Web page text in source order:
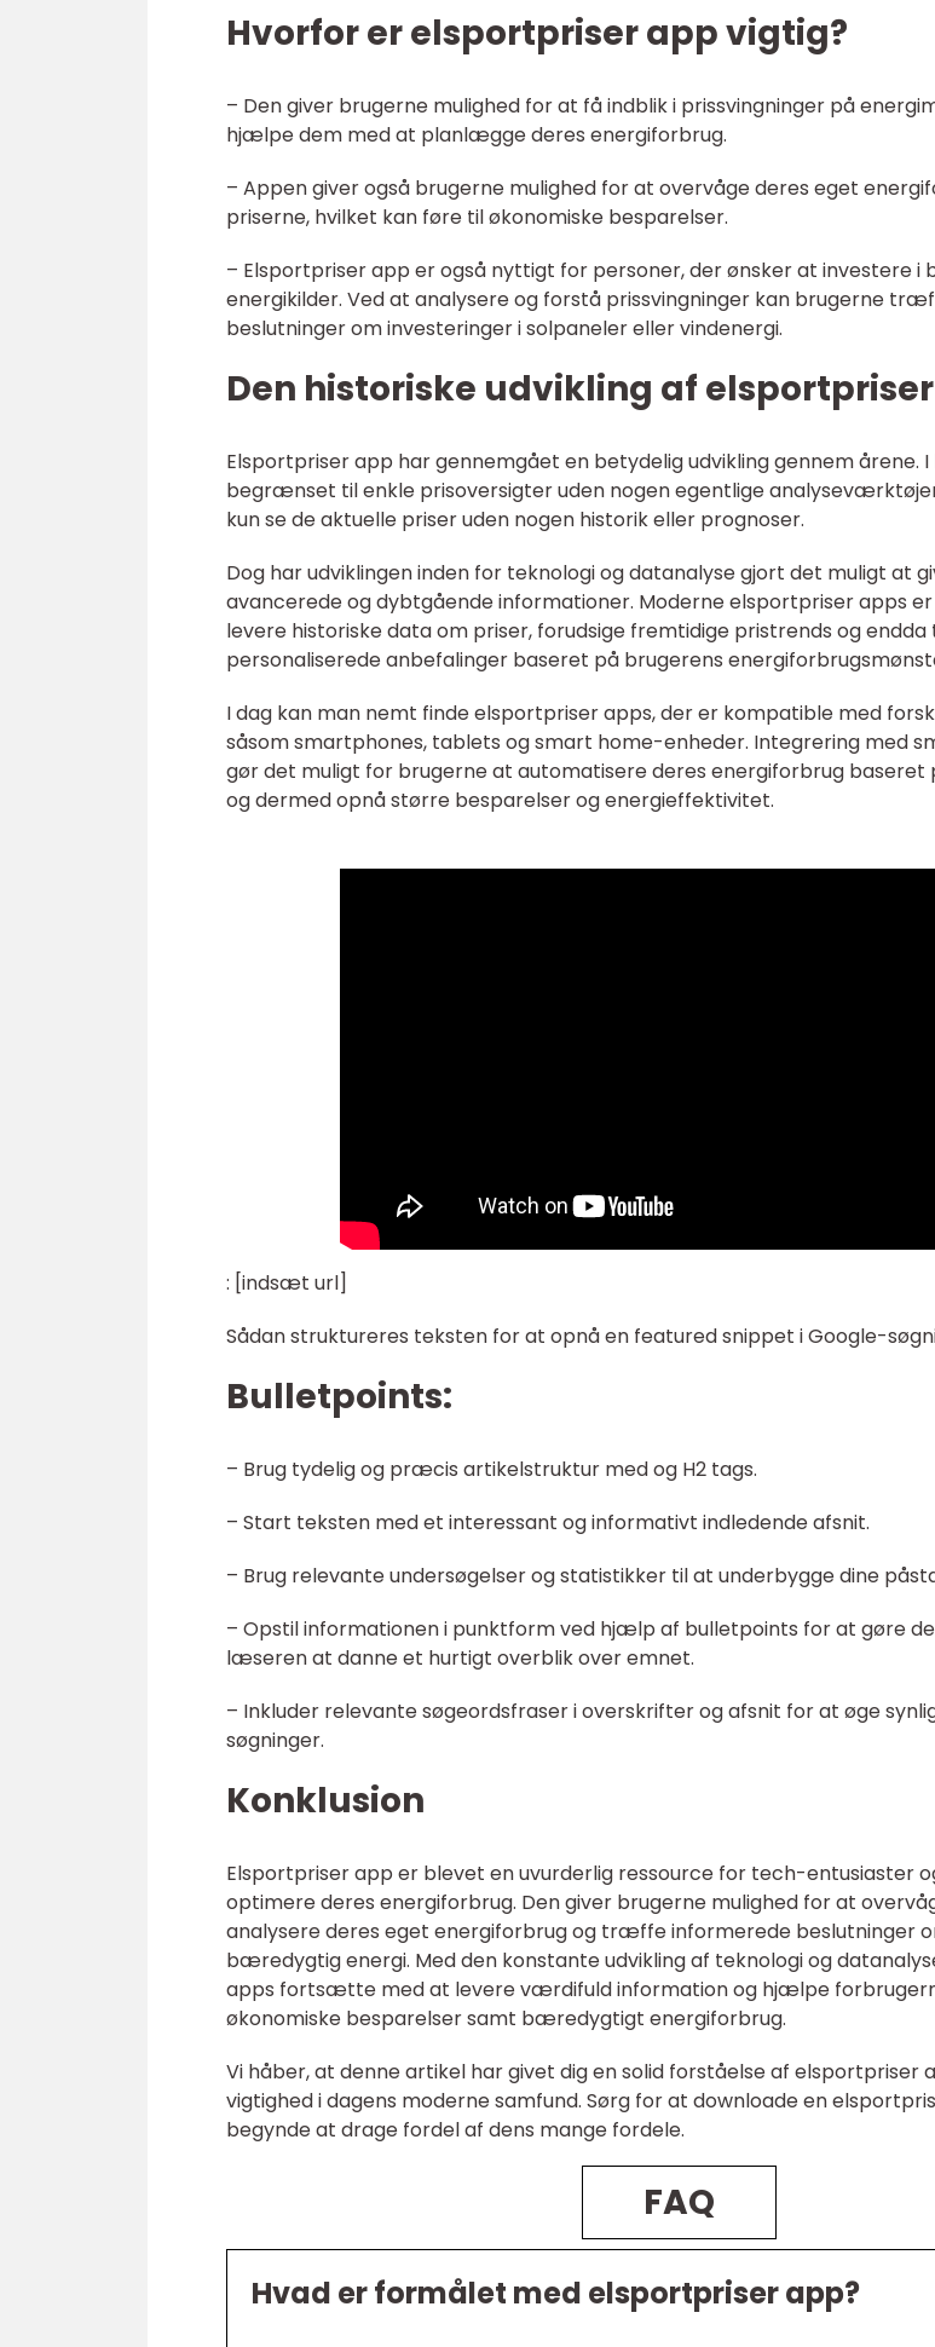
Hvorfor er elsportpriser app vigtig?
– Den giver brugerne mulighed for at få indblik i prissvingninger på
hjælpe dem med at planlægge deres energiforbrug.
– Appen giver også brugerne mulighed for at overvåge deres eget
priserne, hvilket kan føre til økonomiske besparelser.
– Elsportpriser app er også nyttigt for personer, der ønsker at investere
energikilder. Ved at analysere og forstå prissvingninger kan brugerne
beslutninger om investeringer i solpaneler eller vindenergi.
Den historiske udvikling af
Elsportpriser app har gennemgået en betydelig udvikling gennem årene.
begrænset til enkle prisoversigter uden nogen egentlige
kun se de aktuelle priser uden nogen historik eller prognoser.
Dog har udviklingen inden for teknologi og datanalyse gjort det muligt at
avancerede og dybtgående informationer. Moderne elsportpriser apps
levere historiske data om priser, forudsige fremtidige pristrends og endda
personaliserede anbefalinger baseret på brugerens
I dag kan man nemt finde elsportpriser apps, der er kompatible med
såsom smartphones, tablets og smart home-enheder. Integrering med
gør det muligt for brugerne at automatisere deres energiforbrug baseret
og dermed opnå større besparelser og energieffektivitet.
: [indsæt url]
Sådan struktureres teksten for at opnå en featured snippet i Google-
Bulletpoints:
– Brug tydelig og præcis artikelstruktur med og H2 tags.
– Start teksten med et interessant og informativt indledende afsnit.
– Brug relevante undersøgelser og statistikker til at underbygge dine
– Opstil informationen i punktform ved hjælp af bulletpoints for at gøre
læseren at danne et hurtigt overblik over emnet.
– Inkluder relevante søgeordsfraser i overskrifter og afsnit for at øge
søgninger.
Konklusion
Elsportpriser app er blevet en uvurderlig ressource for tech-entusiaster
optimere deres energiforbrug. Den giver brugerne mulighed for at
analysere deres eget energiforbrug og træffe informerede beslutninger
bæredygtig energi. Med den konstante udvikling af teknologi og
apps fortsætte med at levere værdifuld information og hjælpe
økonomiske besparelser samt bæredygtigt energiforbrug.
Vi håber, at denne artikel har givet dig en solid forståelse af elsportpriser
vigtighed i dagens moderne samfund. Sørg for at downloade en
begynde at drage fordel af dens mange fordele.
FAQ
Hvad er formålet med elsportpriser app?